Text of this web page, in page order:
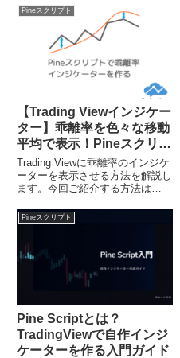
す。上位足の移動平均線を表示す
ることで大きな値動きを把握しな
がらトレードできます。このイン
ジケーターはTrading V...
Pineスクリプト
【Trading Viewインジケー
ター】乖離率を色々な移動
平均で表示！Pineスクリプ
トで作成
Trading Viewに乖離率のインジケ
ーターを表示させる方法を解説し
ます。今回ご紹介する方法は
語であるPineスクリプトを使用し
てインジケーターを表示させる方
全くな...
Pineスクリプト
Pine Scriptとは？
TradingViewで自作インジ
ケーターを作る入門ガイド